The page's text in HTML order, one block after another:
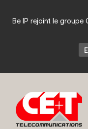
Be IP rejoint le groupe